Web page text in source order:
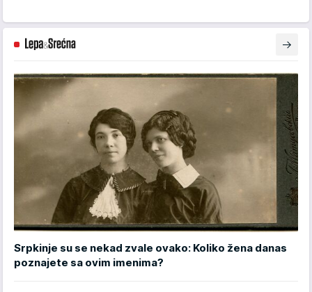
Srpkinje su se nekad zvale ovako: Koliko žena danas
poznajete sa ovim imenima?